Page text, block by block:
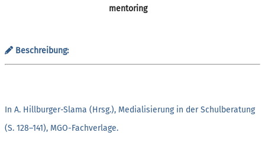
mentoring
Beschreibung:
In A. Hillburger-Slama (Hrsg.), Medialisierung in der Schulberatung
(S. 128–141), MGO-Fachverlage.